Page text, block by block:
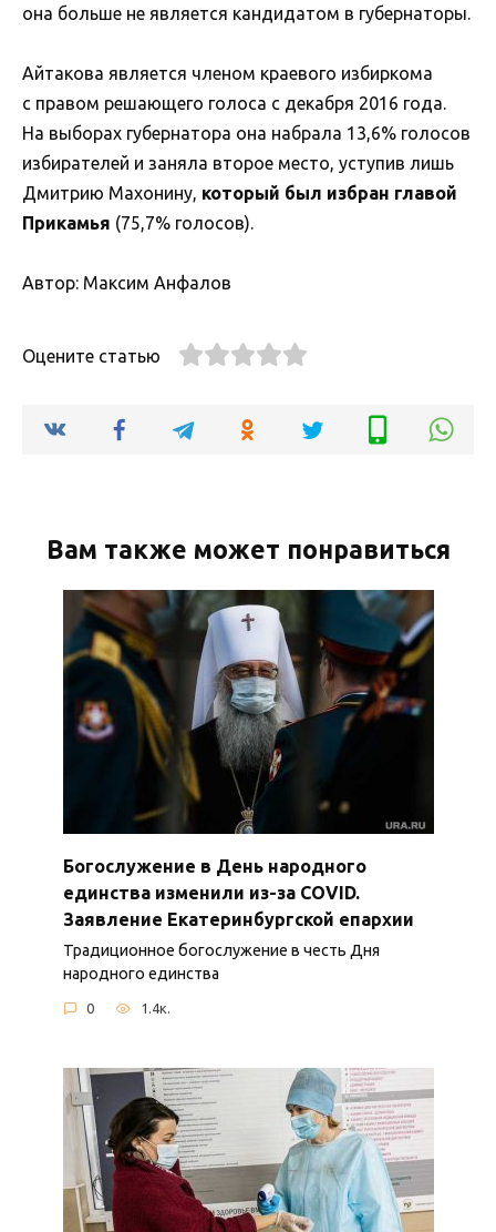
она больше не является кандидатом в губернаторы.
Айтакова является членом краевого избиркома
с правом решающего голоса с декабря 2016 года.
На выборах губернатора она набрала 13,6% голосов
избирателей и заняла второе место, уступив лишь
Дмитрию Махонину, который был избран главой
Прикамья (75,7% голосов).
Автор: Максим Анфалов
Оцените статью
Вам также может понравиться
Богослужение в День народного
единства изменили из-за COVID.
Заявление Екатеринбургской епархии
Традиционное богослужение в честь Дня
народного единства
0 1.4к.